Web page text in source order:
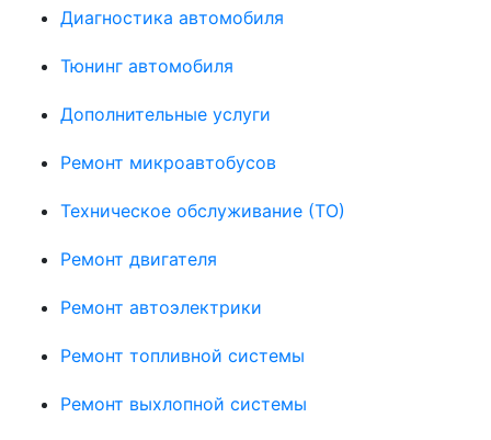
Диагностика автомобиля
Тюнинг автомобиля
Дополнительные услуги
Ремонт микроавтобусов
Техническое обслуживание (ТО)
Ремонт двигателя
Ремонт автоэлектрики
Ремонт топливной системы
Ремонт выхлопной системы